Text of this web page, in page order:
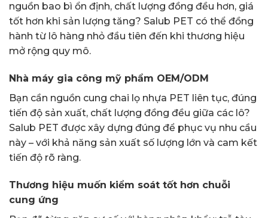
nguồn bao bì ổn định, chất lượng đồng đều hơn, giá
tốt hơn khi sản lượng tăng? Salub PET có thể đồng
hành từ lô hàng nhỏ đầu tiên đến khi thương hiệu
mở rộng quy mô.
Nhà máy gia công mỹ phẩm OEM/ODM
Bạn cần nguồn cung chai lọ nhựa PET liên tục, đúng
tiến độ sản xuất, chất lượng đồng đều giữa các lô?
Salub PET được xây dựng đúng để phục vụ nhu cầu
này – với khả năng sản xuất số lượng lớn và cam kết
tiến độ rõ ràng.
Thương hiệu muốn kiểm soát tốt hơn chuỗi
cung ứng